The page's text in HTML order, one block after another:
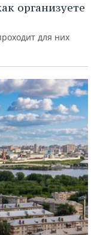
организуете
для них